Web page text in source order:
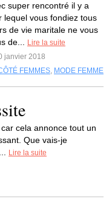
super rencontré il y a
lequel vous fondiez tous
de vie maritale ne vous
de...
Lire la suite
janvier 2018
FEMMES, MODE FEMME
cela annonce tout un
Que vais-je
Lire la suite